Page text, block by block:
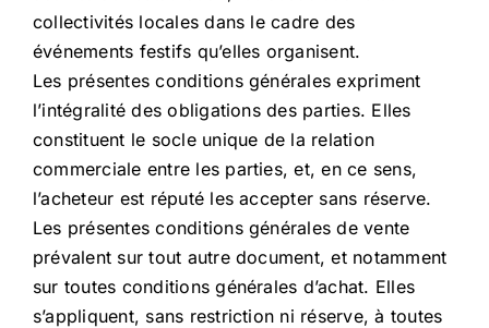
collectivités locales dans le cadre des
événements festifs qu’elles organisent.
Les présentes conditions générales expriment
l’intégralité des obligations des parties. Elles
constituent le socle unique de la relation
commerciale entre les parties, et, en ce sens,
l’acheteur est réputé les accepter sans réserve.
Les présentes conditions générales de vente
prévalent sur tout autre document, et notamment
sur toutes conditions générales d’achat. Elles
s’appliquent, sans restriction ni réserve, à toutes